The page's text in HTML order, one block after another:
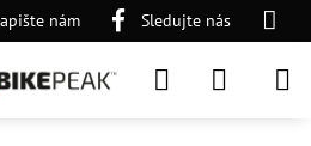
nám Sledujte nás